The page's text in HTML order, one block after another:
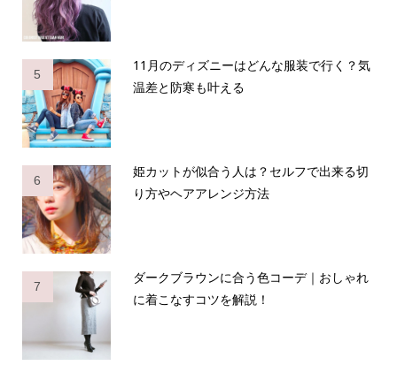
5
11月のディズニーはどんな服装で行く？気
温差と防寒も叶える
6
姫カットが似合う人は？セルフで出来る切
り方やヘアアレンジ方法
7
ダークブラウンに合う色コーデ｜おしゃれ
に着こなすコツを解説！